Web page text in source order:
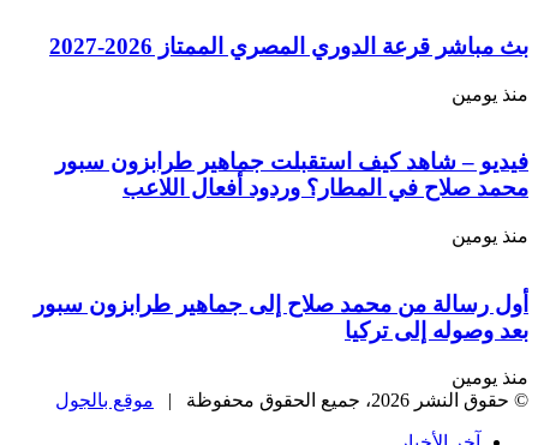
قرعة الدوري المصري الممتاز 2026-2027
– شاهد كيف استقبلت جماهير طرابزون سبور
في المطار؟ وردود أفعال اللاعب
من محمد صلاح إلى جماهير طرابزون سبور
إلى تركيا
جميع الحقوق محفوظة |
موقع بالجول